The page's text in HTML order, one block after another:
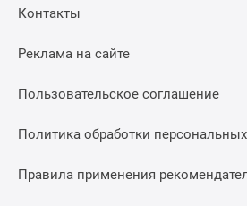
Контакты
Реклама на сайте
Пользовательское соглашение
Политика обработки
Правила применения